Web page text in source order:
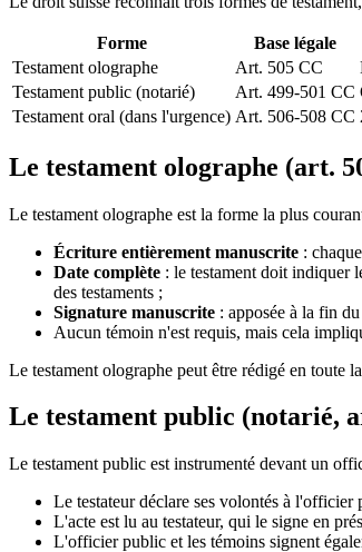
Forme Base légale
Testament olographe
Art. 505 CC
Testament public (notarié)
Art. 499-501 CC
Testament oral (dans l'urgence) Art. 506-508 CC
Le testament olographe (art.
Le testament olographe est la forme la plus
Écriture entièrement manuscrite :
Date complète : le testament doit indiquer
des testaments ;
Signature manuscrite : apposée à la fin
Aucun témoin n'est requis, mais cela
Le testament olographe peut être rédigé en toute
Le testament public (notarié,
Le testament public est instrumenté devant un
Le testateur déclare ses volontés à
L'acte est lu au testateur, qui le signe en
L'officier public et les témoins signent